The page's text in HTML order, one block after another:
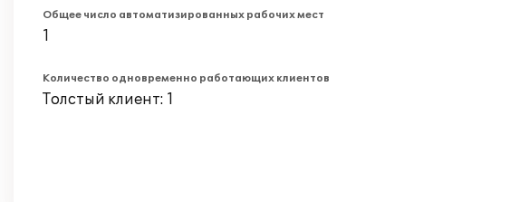
Общее число автоматизированных рабочих мест
1
Количество одновременно работающих клиентов
Толстый клиент: 1